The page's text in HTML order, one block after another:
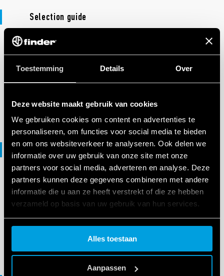
Toestemming Details Over
Deze website maakt gebruik van cookies
We gebruiken cookies om content en advertenties te
personaliseren, om functies voor social media te bieden
en om ons websiteverkeer te analyseren. Ook delen we
informatie over uw gebruik van onze site met onze
partners voor social media, adverteren en analyse. Deze
partners kunnen deze gegevens combineren met andere
informatie die u aan ze heeft verstrekt of die ze hebben
verzameld op basis van uw gebruik van hun services.
Cookie policy.
Alles toestaan
Aanpassen
Selection guide
SELECTIEGIDS
Selection Guide 6M/7M Series
EN|| .PDF
Verklaring van overeenstemming
VERKLARING VAN OVEREENSTEMMING
DoC 6M Series